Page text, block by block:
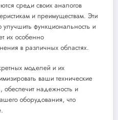
среди своих аналогов
и преимуществам. Эти
улучшить функциональность и
их особенно
в различных областях.
моделей и их
ваши технические
надежность и
оборудования, что